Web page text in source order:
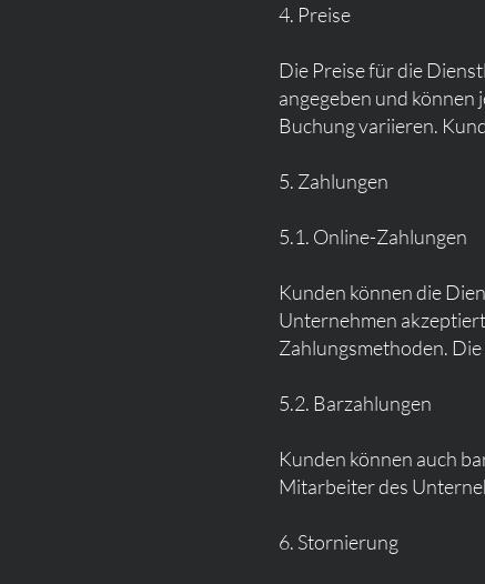
4. Preise
Die Preise für die
angegeben und können
Buchung variieren.
5. Zahlungen
5.1. Online-Zahlungen
Kunden können die
Unternehmen
Zahlungsmethoden.
5.2. Barzahlungen
Kunden können auch
Mitarbeiter des
6. Stornierung